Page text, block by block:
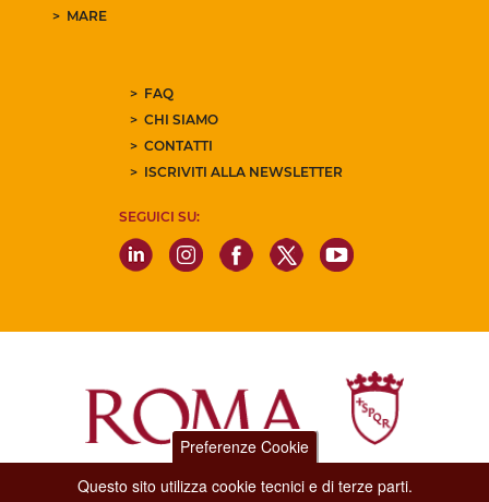
MARE
FAQ
CHI SIAMO
CONTATTI
ISCRIVITI ALLA NEWSLETTER
SEGUICI SU:
Dipartimento Grandi Eventi, Sport, Turismo e Moda.
Preferenze Cookie
Questo sito utilizza cookie tecnici e di terze parti.